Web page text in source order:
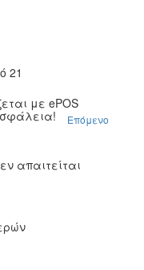
Επόμενο
21
με ePOS
απαιτείται